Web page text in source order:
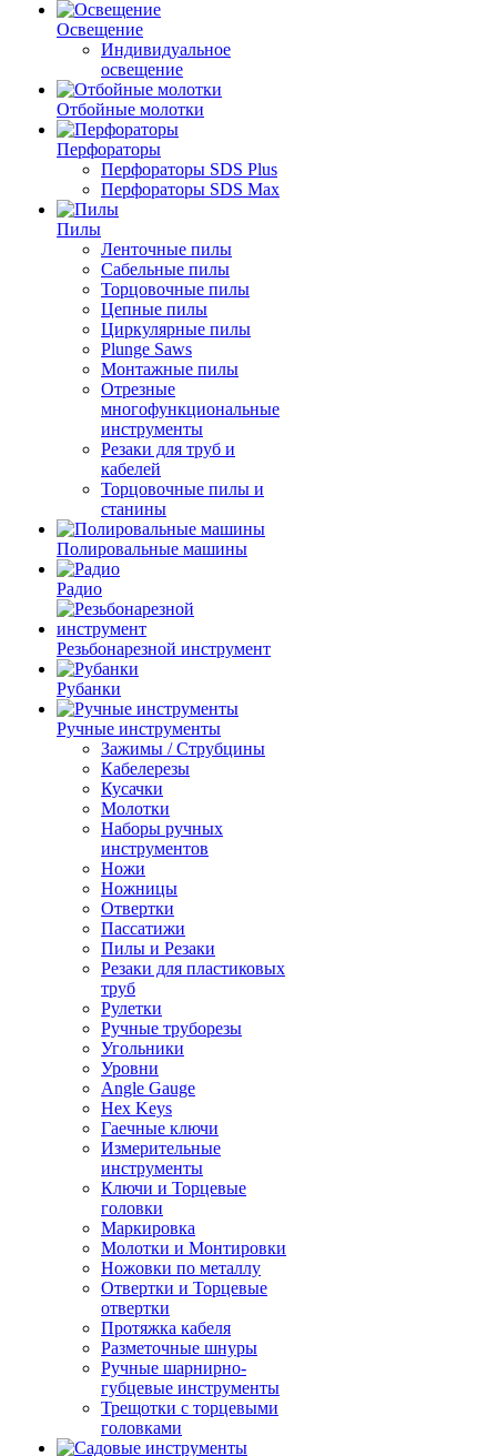
Освещение
Индивидуальное
освещение
Отбойные молотки
Перфораторы
Перфораторы SDS Plus
Перфораторы SDS Max
Пилы
Ленточные пилы
Сабельные пилы
Торцовочные пилы
Цепные пилы
Циркулярные пилы
Plunge Saws
Монтажные пилы
Отрезные
многофункциональные
инструменты
Резаки для труб и
кабелей
Торцовочные пилы и
станины
Полировальные машины
Радио
Резьбонарезной инструмент
Рубанки
Ручные инструменты
Зажимы / Струбцины
Кабелерезы
Кусачки
Молотки
Наборы ручных
инструментов
Ножи
Ножницы
Отвертки
Пассатижи
Пилы и Резаки
Резаки для пластиковых
труб
Рулетки
Ручные труборезы
Угольники
Уровни
Angle Gauge
Hex Keys
Гаечные ключи
Измерительные
инструменты
Ключи и Торцевые
головки
Маркировка
Молотки и Монтировки
Ножовки по металлу
Отвертки и Торцевые
отвертки
Протяжка кабеля
Разметочные шнуры
Ручные шарнирно-
губцевые инструменты
Трещотки с торцевыми
головками